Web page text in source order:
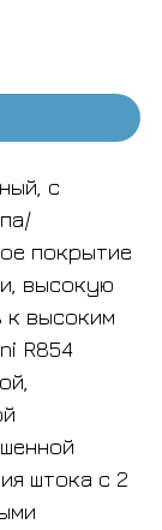
с
покрытие
высокую
к высоким
R854
штока с 2